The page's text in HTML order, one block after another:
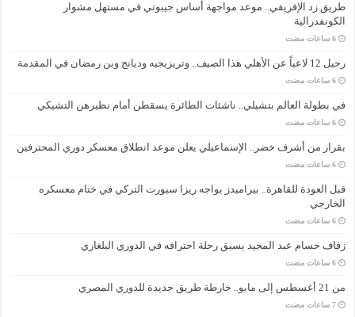
طريق زد الإفريقي.. موعد مواجهة أساس جيبوتي في مستهل مشوار
الكونفدرالية
‏6 ساعات مضت
رحيل 12 لاعباً عن الأهلي هذا الصيف.. وتريزيجيه وديانج وبن رمضان في المقدمة
‏6 ساعات مضت
في بطولة العالم بتشيلي.. ناشئات الطائرة يسقطن أمام نظيرهن التشيكي
‏6 ساعات مضت
بقرار من أشرف خضر.. الإسماعيلي يعلن موعد انطلاق معسكر دوري المحترفين
‏6 ساعات مضت
قبل العودة للقاهرة.. بيراميدز يواجه ريزا سبورت التركي في ختام معسكره
الخارجي
‏6 ساعات مضت
زفاف حسام عبد المجيد يسبق رحلة احترافه في الدوري البلغاري
‏6 ساعات مضت
من 21 أغسطس إلى مايو.. خارطة طريق جديدة للدوري المصري
‏7 ساعات مضت